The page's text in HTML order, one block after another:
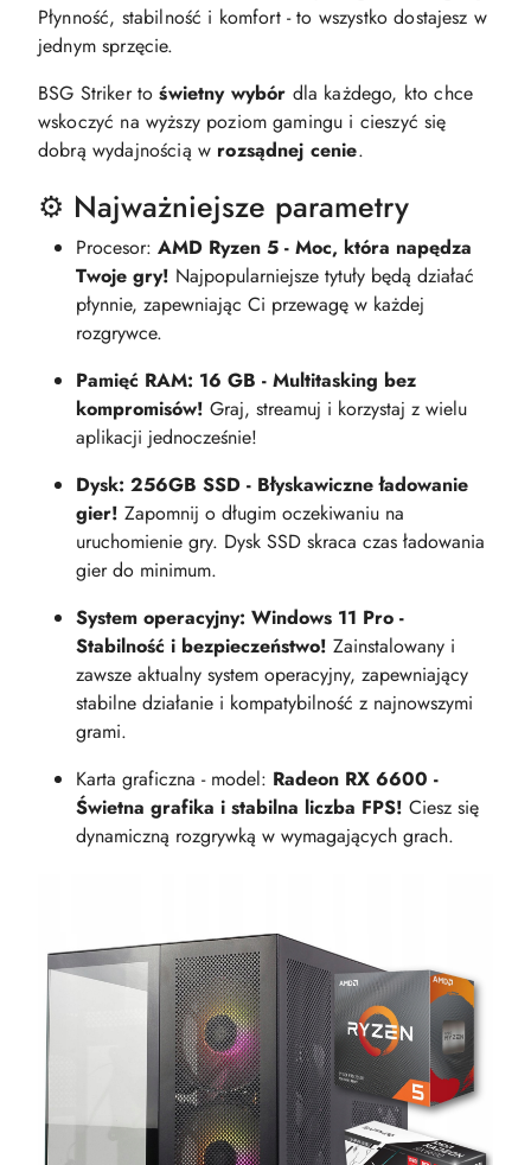
Płynność, stabilność i komfort - to wszystko dostajesz w
jednym sprzęcie.
BSG Striker toświetny wybór dla każdego, kto chce
wskoczyć na wyższy poziom gamingu i cieszyć się
dobrą wydajnością w rozsądnej cenie.
⚙️ Najważniejsze parametry
Procesor: AMD Ryzen 5 - Moc, która napędza
Twoje gry! Najpopularniejsze tytuły będą działać
płynnie, zapewniając Ci przewagę w każdej
rozgrywce.
Pamięć RAM: 16 GB - Multitasking bez
kompromisów! Graj, streamuj i korzystaj z wielu
aplikacji jednocześnie!
Dysk: 256GB SSD - Błyskawiczne ładowanie
gier! Zapomnij o długim oczekiwaniu na
uruchomienie gry. Dysk SSD skraca czas ładowania
gier do minimum.
System operacyjny: Windows 11 Pro -
Stabilność i bezpieczeństwo! Zainstalowany i
zawsze aktualny system operacyjny, zapewniający
stabilne działanie i kompatybilność z najnowszymi
grami.
Karta graficzna - model: Radeon RX 6600 -
Świetna grafika i stabilna liczba FPS! Ciesz się
dynamiczną rozgrywką w wymagających grach.